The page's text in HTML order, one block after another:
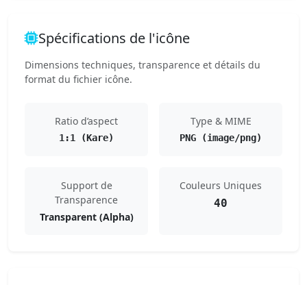
Spécifications de l'icône
Dimensions techniques, transparence et détails du
format du fichier icône.
Ratio d’aspect
1:1 (Kare)
Type & MIME
PNG (image/png)
Support de
Transparence
Transparent (Alpha)
Couleurs Uniques
40